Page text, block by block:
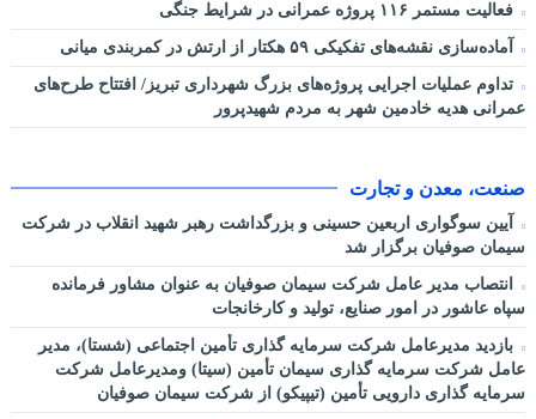
فعالیت مستمر ۱۱۶ پروژه عمرانی در شرایط جنگی
آماده‌سازی نقشه‌های تفکیکی ۵۹ هکتار از ارتش در کمربندی میانی
تداوم عملیات اجرایی پروژه‌های بزرگ شهرداری تبریز/ افتتاح طرح‌های
عمرانی هدیه خادمین شهر به مردم شهیدپرور
صنعت، معدن و تجارت
آیین سوگواری اربعین حسینی و بزرگداشت رهبر شهید انقلاب در شرکت
سیمان صوفیان برگزار شد
انتصاب مدیر عامل شرکت سیمان صوفیان به عنوان مشاور فرمانده
سپاه عاشور در امور صنایع، تولید و کارخانجات
بازدید مدیرعامل شرکت سرمایه گذاری تأمین اجتماعی (شستا)، مدیر
عامل شرکت سرمایه گذاری سیمان تأمین (سیتا) ومدیرعامل شرکت
سرمایه گذاری دارویی تأمین (تیپیکو) از شرکت سیمان صوفیان